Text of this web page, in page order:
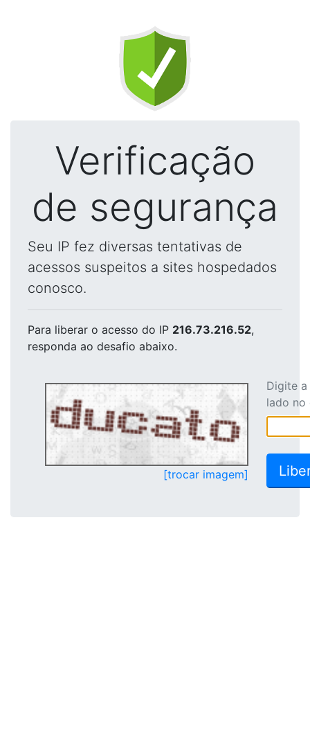
Verificação
de segurança
Seu IP fez diversas tentativas de
acessos suspeitos a sites hospedados
conosco.
Para liberar o acesso do IP 216.73.216.52,
responda ao desafio abaixo.
[trocar imagem]
Digite
lado no